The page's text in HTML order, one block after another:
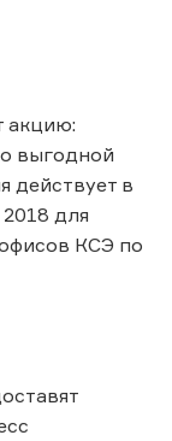
акцию:
выгодной
действует в
для
КСЭ по